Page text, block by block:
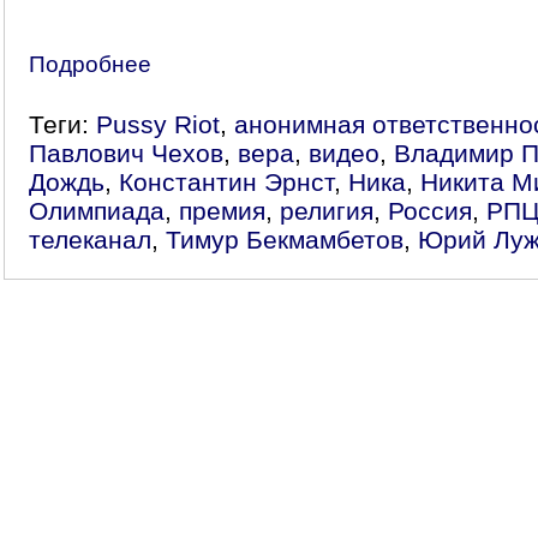
Подробнее
Теги: Pussy Riot, анонимная
Павлович Чехов, вера, видео, Владимир
Дождь, Константин Эрнст, Ника, Никита
Олимпиада, премия, религия, Россия,
телеканал, Тимур Бекмамбетов, Юрий